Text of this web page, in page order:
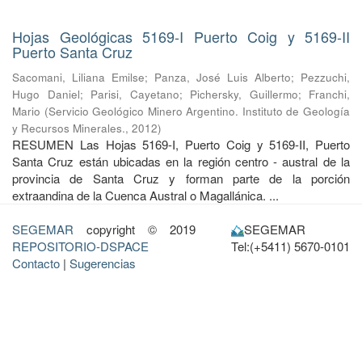
Hojas Geológicas 5169-I Puerto Coig y 5169-II
Puerto Santa Cruz
Sacomani, Liliana Emilse; Panza, José Luis Alberto; Pezzuchi,
Hugo Daniel; Parisi, Cayetano; Pichersky, Guillermo; Franchi,
Mario (Servicio Geológico Minero Argentino. Instituto de Geología
y Recursos Minerales., 2012)
RESUMEN Las Hojas 5169-I, Puerto Coig y 5169-II, Puerto
Santa Cruz están ubicadas en la región centro - austral de la
provincia de Santa Cruz y forman parte de la porción
extraandina de la Cuenca Austral o Magallánica. ...
SEGEMAR copyright © 2019
REPOSITORIO-DSPACE
Contacto | Sugerencias
SEGEMAR
Tel:(+5411) 5670-0101